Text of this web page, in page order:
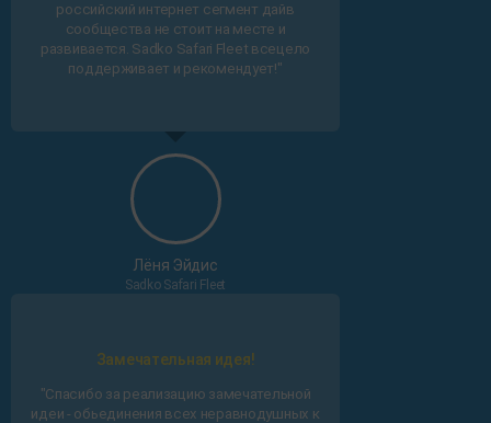
российский интернет сегмент дайв
сообщества не стоит на месте и
развивается. Sadko Safari Fleet всецело
поддерживает и рекомендует!"
Лёня Эйдис
Sadko Safari Fleet
Замечательная идея!
"Спасибо за реализацию замечательной
идеи - обьединения всех неравнодушных к